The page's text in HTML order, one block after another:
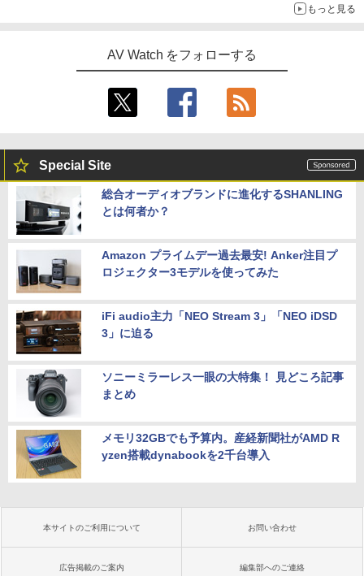
もっと見る
AV Watch をフォローする
Special Site
総合オーディオブランドに進化するSHANLING
とは何者か？
Amazon プライムデー過去最安! Anker注目プ
ロジェクター3モデルを使ってみた
iFi audio主力「NEO Stream 3」「NEO iDSD
3」に迫る
ソニーミラーレス一眼の大特集！ 見どころ記事
まとめ
メモリ32GBでも予算内。産経新聞社がAMD R
yzen搭載dynabookを2千台導入
本サイトのご利用について お問い合わせ
広告掲載のご案内 編集部へのご連絡